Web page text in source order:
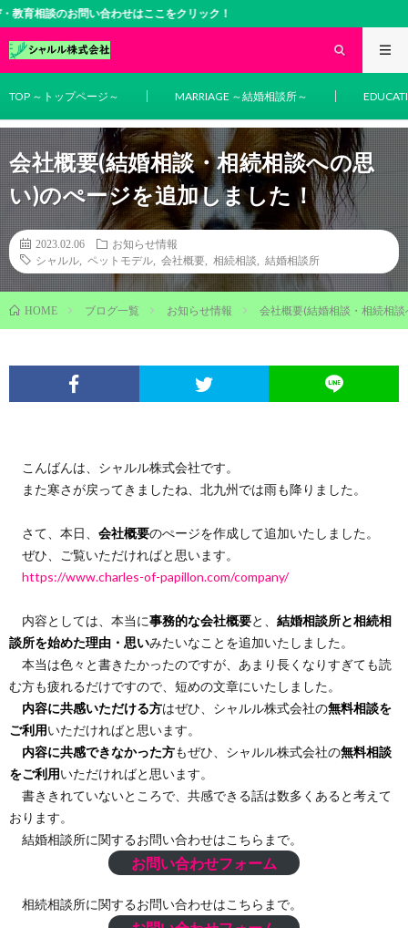
談のお問い合わせはここをクリック！
TOP ～トップページ～ MARRIAGE ～結婚相談所～
会社概要(結婚相談・相続相談への思
い)のぺージを追加しました！
2023.02.06
お知らせ情報
シャルル
ペットモデル 会社概要 相続相談 結婚相談所
HOME ブログ一覧 お知らせ情報 会社概要(結婚相談・相続相
こんばんは、シャルル株式会社です。
また寒さが戻ってきましたね、北九州では雨も降りました。
さて、本日、 会社概要のぺージを作成して追加いたしました。
ぜひ、ご覧いただければと思います。
https://www.charles-of-papillon.com/company/
内容としては、本当に事務的な会社概要と、 結婚相談所と相続相
談所を始めた理由・思いみたいなことを追加いたしました。
本当は色々と書きたかったのですが、あまり長くなりすぎても読
む方も疲れるだけですので、短めの文章にいたしました。
内容に共感いただける方はぜひ、シャルル株式会社の無料相談を
ご利用いただければと思います。
内容に共感できなかった方もぜひ、シャルル株式会社の無料相談
をご利用いただければと思います。
書ききれていないところで、共感できる話は数多くあると考えて
おります。
結婚相談所に関するお問い合わせはこちらまで。
お問い合わせフォーム
相続相談所に関するお問い合わせはこちらまで。